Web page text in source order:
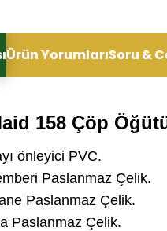
Ürün YorumlarıSoru &
158 Çöp
önleyici PVC.
Paslanmaz Çelik.
Paslanmaz Çelik.
Paslanmaz Çelik.